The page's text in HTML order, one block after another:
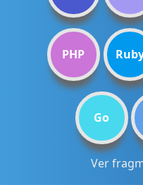
PHP
Go
Ver